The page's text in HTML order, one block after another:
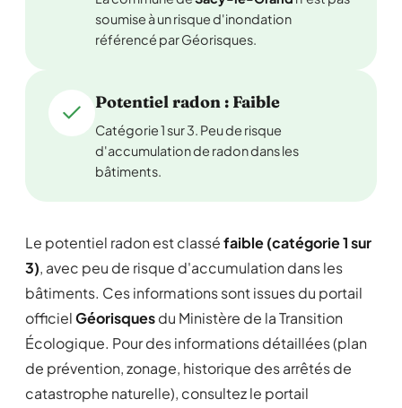
soumise à un risque d'inondation
référencé par Géorisques.
Potentiel radon : Faible
Catégorie 1 sur 3. Peu de risque
d'accumulation de radon dans les
bâtiments.
Le potentiel radon est classéfaible (catégorie 1 sur
3), avec peu de risque d'accumulation dans les
bâtiments. Ces informations sont issues du portail
officielGéorisquesdu Ministère de la Transition
Écologique. Pour des informations détaillées (plan
de prévention, zonage, historique des arrêtés de
catastrophe naturelle), consultez le portail